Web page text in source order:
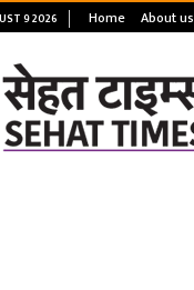
9 2026 Home About us